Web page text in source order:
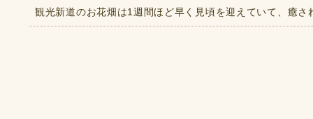
観光新道のお花畑は1週間ほど早く見頃を迎えていて、癒